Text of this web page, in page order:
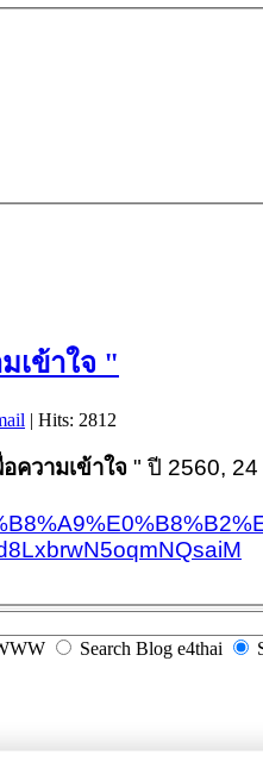
เข้าใจ "
| Hits: 2812
ความเข้าใจ " ปี 2560,
Search Blog e4thai